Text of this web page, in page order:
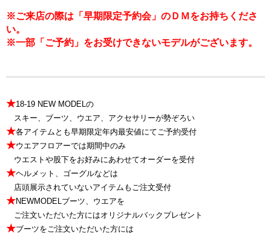
※ご来店の際は「早期限定予約会」のＤＭをお持ちくださ
い。
※一部「ご予約」をお受けできないモデルがございます。
★18-19 NEW MODELの
スキー、ブーツ、ウエア、アクセサリーが勢ぞろい
★各アイテムとも早期限定年内最安値にてご予約受付
★ウエアフロアーでは期間中のみ
ウエストや股下をお好みにあわせてオーダーを受付
★ヘルメット、ゴーグルなどは
店頭展示されていないアイテムもご注文受付
★NEWMODELブーツ、ウエアを
ご注文いただいた方にはオリジナルバックプレゼント
★ブーツをご注文いただいた方には